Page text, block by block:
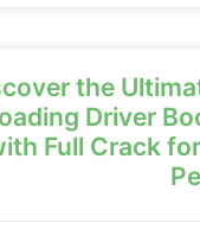
the
Driver
Full Crack